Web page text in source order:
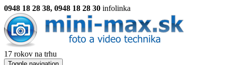
0948 18 28 38, 0948 18 28 30 infolinka
17 rokov na trhu